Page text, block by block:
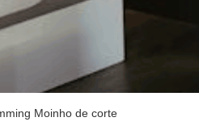
Moinho de corte